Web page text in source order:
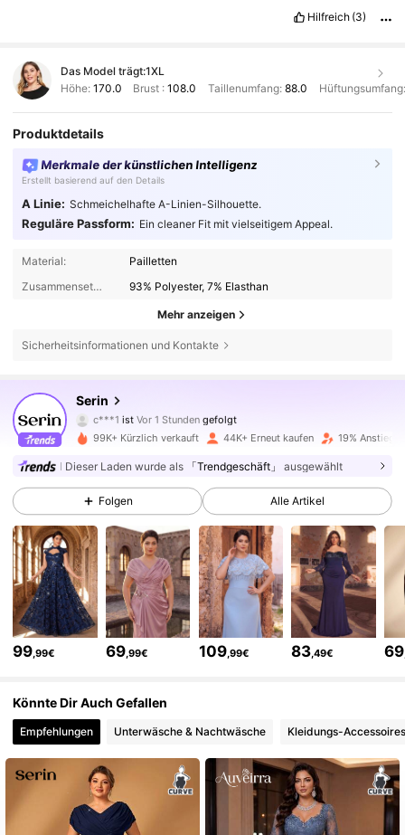
Hilfreich (3)
Das Model trägt:1XL
Höhe: 170.0 Brust :108.0 Taillenumfang: 88.0
Produktdetails
Merkmale der künstlichen Intelligenz
Erstellt basierend auf den Details
A Linie: Schmeichelhafte A-Linien-Silhouette.
Reguläre Passform: Ein cleaner Fit mit vielseitigem Appeal.
Material:
Pailletten
Zusammensetzung:
93% Polyester, 7% Elasthan
Mehr anzeigen
Sicherheitsinformationen und Kontakte
Serinc***1ist
a***1 ist am Durchsuchen
4,67
109K Follower
4,67
4,67 109K Follower
4,67 109K Follower
4,67 109K Follower
4,67 109K Follower
99K+ Kürzlich verkauft 44K+ Erneut kaufen 19% Anstieg
Dieser Laden wurde als 「Trendgeschäft」 ausgewählt
Folgen Alle Artikel
99,99€ 69,99€ 109,99€ 83,49€ 69
Könnte Dir Auch Gefallen
Empfehlungen Unterwäsche & Nachtwäsche Kleidungs-Accessoires